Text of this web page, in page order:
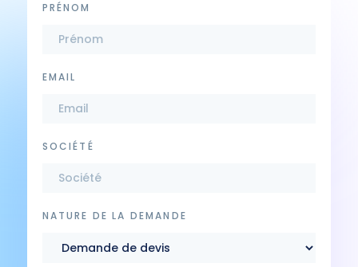
PRÉNOM
EMAIL
SOCIÉTÉ
NATURE DE LA DEMANDE